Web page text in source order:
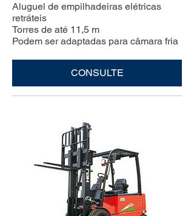
Aluguel de empilhadeiras elétricas
retráteis
Torres de até 11,5 m
Podem ser adaptadas para câmara fria
CONSULTE